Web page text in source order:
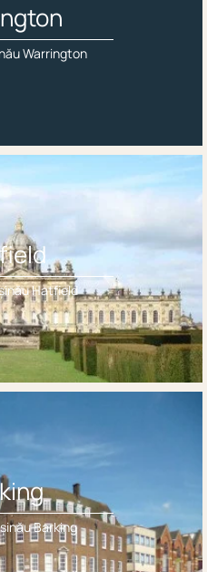
Warrington
Hatfield
Barking